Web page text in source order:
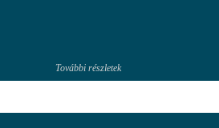
További részletek